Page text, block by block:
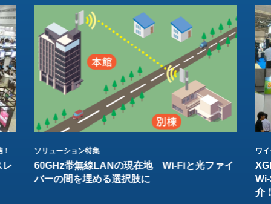
レ
ソリューション特集
60GHz帯無線LANの現在地 Wi-Fiと光ファイ
バーの間を埋める選択肢に
ワ
介